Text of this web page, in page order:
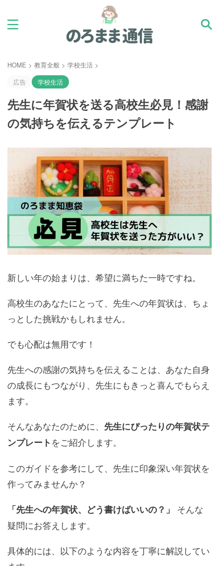
HOME > 教育全般 > 学校生活 >
広告
学校生活
先生に年賀状を送る高校生必見！感謝
の気持ちを伝えるテンプレート
新しい年の始まりは、希望に満ちた一時ですね。
高校生のあなたにとって、先生への年賀状は、ちょ
っとした挑戦かもしれません。
でも心配は無用です！
先生への感謝の気持ちを伝えることは、あなた自身
の成長にもつながり、先生にもきっと喜んでもらえ
ます。
そんなあなたのために、 先生にぴったりの年賀状テ
ンプレートをご紹介します。
このガイドを参考にして、先生に印象深い年賀状を
作ってみませんか？
「先生への年賀状、どう書けばいいの？」
そんな
疑問にお答えします。
具体的には、以下のような内容を丁寧に解説してい